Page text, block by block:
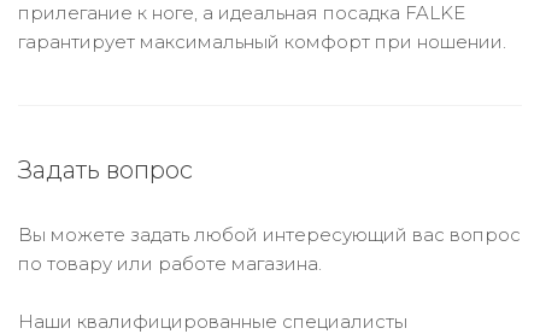
прилегание к ноге, а идеальная посадка FALKE
гарантирует максимальный комфорт при ношении.
Задать вопрос
Вы можете задать любой интересующий вас вопрос
по товару или работе магазина.
Наши квалифицированные специалисты